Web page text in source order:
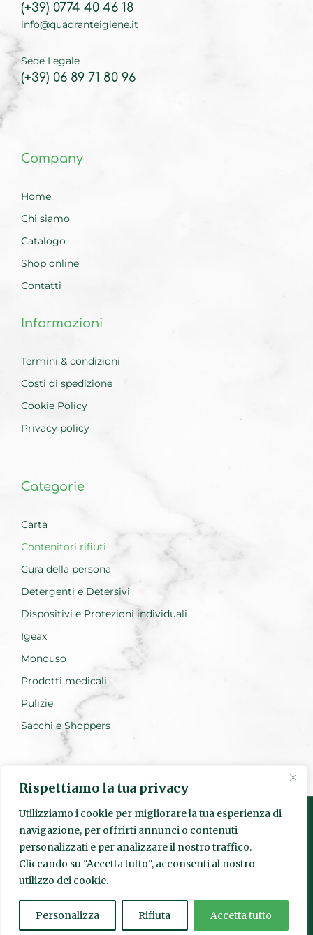
Rispettiamo la tua privacy
Utilizziamo i cookie per migliorare la tua esperienza di
navigazione, per offrirti annunci o contenuti
personalizzati e per analizzare il nostro traffico.
Cliccando su "Accetta tutto", acconsenti al nostro
utilizzo dei cookie.
Personalizza Rifiuta Accetta tutto
(+39) 0774 40 46 18
info@quadranteigiene.it
Sede Legale
(+39) 06 89 71 80 96
Company
Home
Chi siamo
Catalogo
Shop online
Contatti
Informazioni
Termini & condizioni
Costi di spedizione
Cookie Policy
Privacy policy
Categorie
Carta
Contenitori rifiuti
Cura della persona
Detergenti e Detersivi
Dispositivi e Protezioni individuali
Igeax
Monouso
Prodotti medicali
Pulizie
Sacchi e Shoppers
© Quadrante s.r.l. | Sede Legale: Via Pietro Fumaroli, 24 00155
Roma | P.IVA15952841003| Codice SDI: SUBM70N | Numero
REA:1625601 quadranteigiene@legalmail.it
Realizzato da Everest Innovation